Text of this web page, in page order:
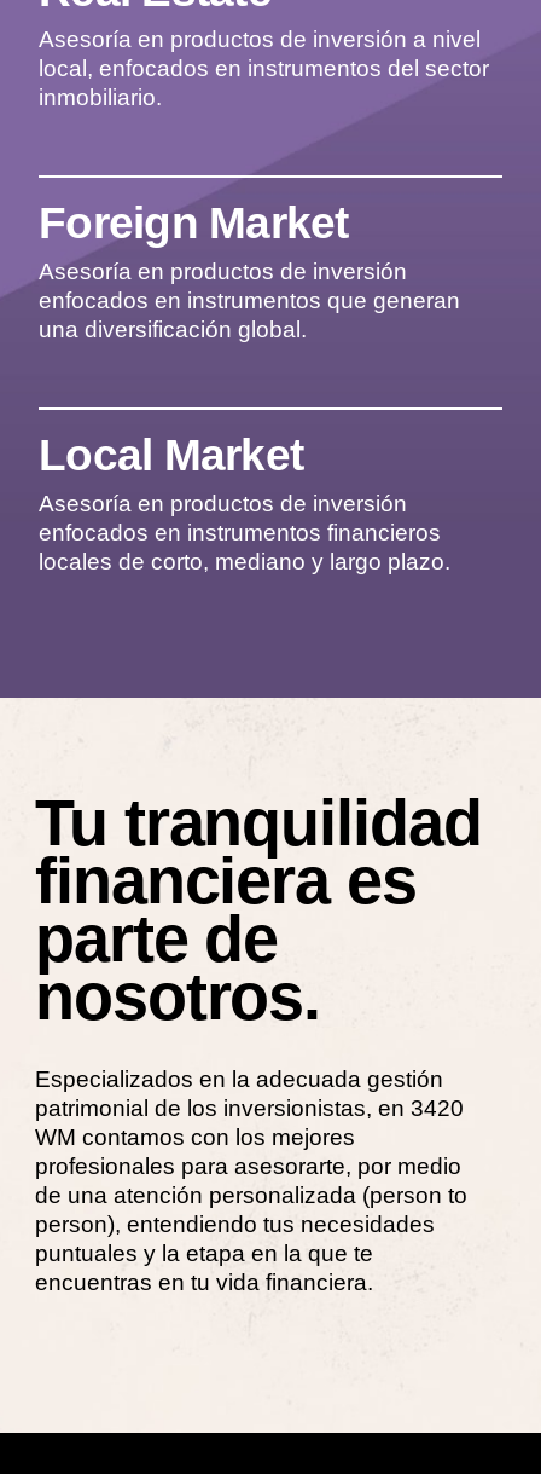
Asesoría en productos de inversión a nivel
local, enfocados en instrumentos del sector
inmobiliario.
Foreign Market
Asesoría en productos de inversión
enfocados en instrumentos que generan
una diversificación global.
Local Market
Asesoría en productos de inversión
enfocados en instrumentos financieros
locales de corto, mediano y largo plazo.
Tu tranquilidad
financiera es
parte de
nosotros.
Especializados en la adecuada gestión
patrimonial de los inversionistas, en 3420
WM contamos con los mejores
profesionales para asesorarte, por medio
de una atención personalizada (person to
person), entendiendo tus necesidades
puntuales y la etapa en la que te
encuentras en tu vida financiera.